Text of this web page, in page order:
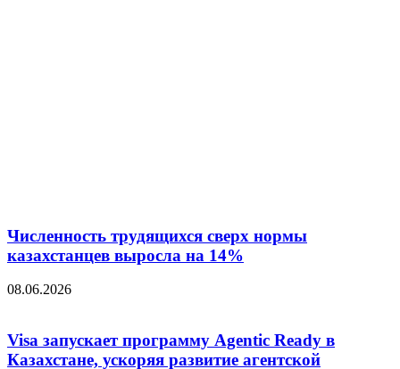
Численность трудящихся сверх нормы
казахстанцев выросла на 14%
08.06.2026
Visa запускает программу Agentic Ready в
Казахстане, ускоряя развитие агентской